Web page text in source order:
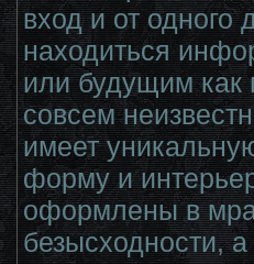
вход и от одного
находиться
или будущим как
совсем
имеет
форму и
оформлены в
безысходности,